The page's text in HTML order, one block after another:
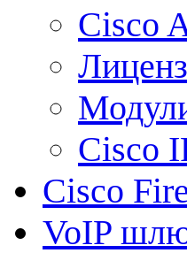
Cisco
Cisco
Cisco
VoIP